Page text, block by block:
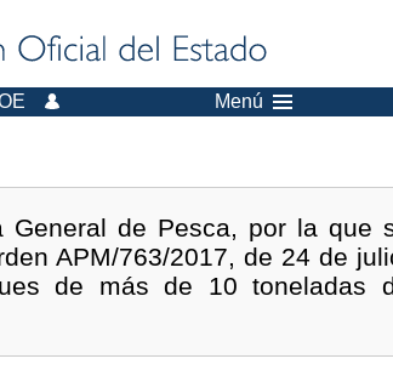
Menú
de Pesca, por la que
APM/763/2017, de 24 de
de más de 10 toneladas